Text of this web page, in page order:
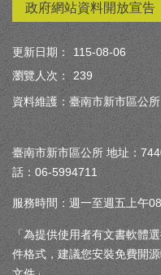
政府網站資料開放宣告
更新日期：
115-08-06
瀏覽人次：
239
資料維護：臺南市新市區公所
臺南市新市區公所 地址：
話：06-5994711
服務時間：週一至週五上午
「為提供使用者有文書軟體
件格式，建議您安裝免費開